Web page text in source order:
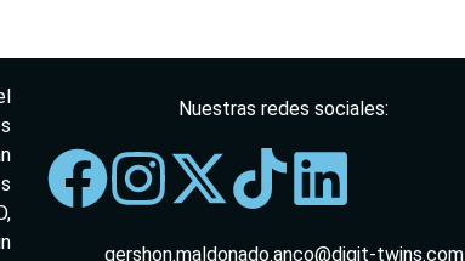
Nuestras redes sociales:
gershon.maldonado.anco@digit-twins.com